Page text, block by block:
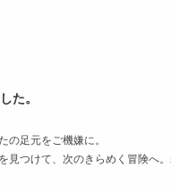
た。
の足元をご機嫌に。
見つけて、次のきらめく冒険へ